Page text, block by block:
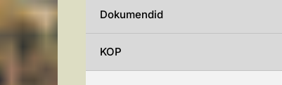
Dokumendid
KOP